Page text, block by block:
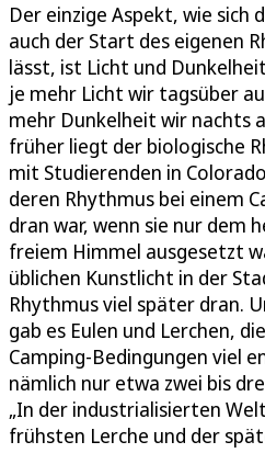
Der einzige Aspekt, wie sich
auch der Start des eigenen
lässt, ist Licht und
je mehr Licht wir tagsüber
mehr Dunkelheit wir nachts
früher liegt der biologische
mit Studierenden in
deren Rhythmus bei einem
dran war, wenn sie nur dem
freiem Himmel ausgesetzt
üblichen Kunstlicht in der
Rhythmus viel später dran.
gab es Eulen und Lerchen,
Camping-Bedingungen viel
nämlich nur etwa zwei bis
„In der industrialisierten
frühsten Lerche und der